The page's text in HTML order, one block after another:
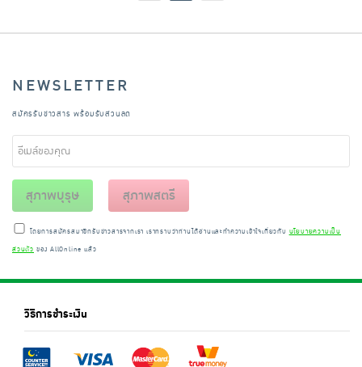
NEWSLETTER
สมัครรับข่าวสาร พร้อมรับส่วนลด
สุภาพบุรุษ สุภาพสตรี
โดยการสมัครสมาชิกรับข่าวสารจากเรา เราทราบว่าท่านได้อ่านและทำความเข้าใจเกี่ยวกับ นโยบายความเป็น
ส่วนตัว ของ AllOnline แล้ว
วิธีการชำระเงิน